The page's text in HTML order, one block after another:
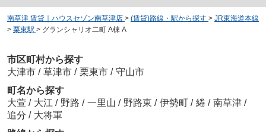
南草津 賃貸｜ハウスセゾン南草津店 > (賃貸)路線・駅から探す > JR東海道本線
> 栗東駅 > グランシャリオ二町 A棟 A
市区町村から探す
大津市 / 草津市 / 栗東市 / 守山市
町名から探す
大萱 / 大江 / 野路 / 一里山 / 野路東 / 伊勢町 / 綣 / 南草津 /
追分 / 大将軍